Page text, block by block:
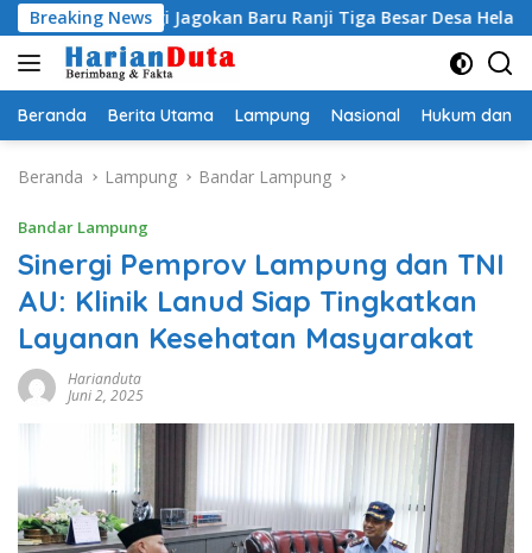
Langsung
ke
konten
Breaking News
Egi Jagokan Baru Ranji Tiga Besar Desa Helau
Beranda Berita Utama Lampung Nasional Hukum dan
Beranda Lampung Bandar Lampung
Bandar Lampung
Sinergi Pemprov Lampung dan TNI
AU: Klinik Lanud Siap Tingkatkan
Layanan Kesehatan Masyarakat
Harianduta
Juni 2, 2025